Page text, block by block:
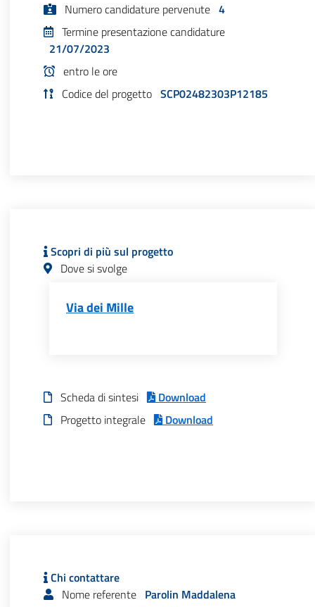
Numero candidature pervenute 4
Termine presentazione candidature
21/07/2023
entro le ore
Codice del progetto SCP02482303P12185
Scopri di più sul progetto
Dove si svolge
Via dei Mille
Scheda di sintesi
Download
Progetto integrale
Download
Chi contattare
Nome referente Parolin Maddalena